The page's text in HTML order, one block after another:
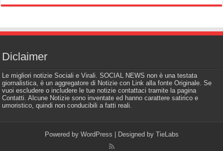
Diclaimer
Le migliori notizie Sociali e Virali. SOCIAL NEWS non è una testata
giornalistica, è un aggregatore di Notizie con Link alla fonte Originale. Se
vuoi escludere o includere le tue notizie contattaci tramite la pagina
Contatti. Alcune Notizie sono inventate ed hanno carattere satirico e
umoristico, quindi non conducibili a fatti reali.
Powered by WordPress | Designed by TieLabs